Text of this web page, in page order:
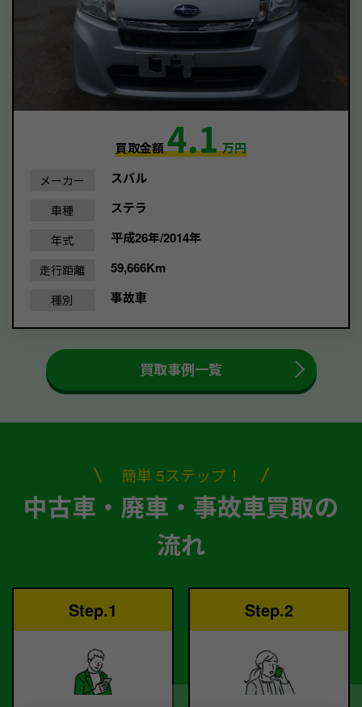
買取金額4.1万円
メーカー スバル
車種 ステラ
年式 平成26年/2014年
走行距離 59,666Km
種別 事故車
買取事例一覧
簡単 5ステップ！
中古車・廃車・事故車買取の
流れ
Step.1 Step.2